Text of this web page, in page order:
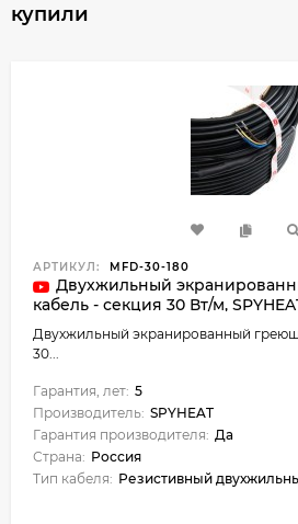
купили
АРТИКУЛ: MFD-30-180
Двухжильный
кабель - секция 30 Вт/м,
Двухжильный экранированный
30...
Гарантия, лет: 5
Производитель: SPYHEAT
Гарантия производителя: Да
Страна: Россия
Тип кабеля: Резистивный